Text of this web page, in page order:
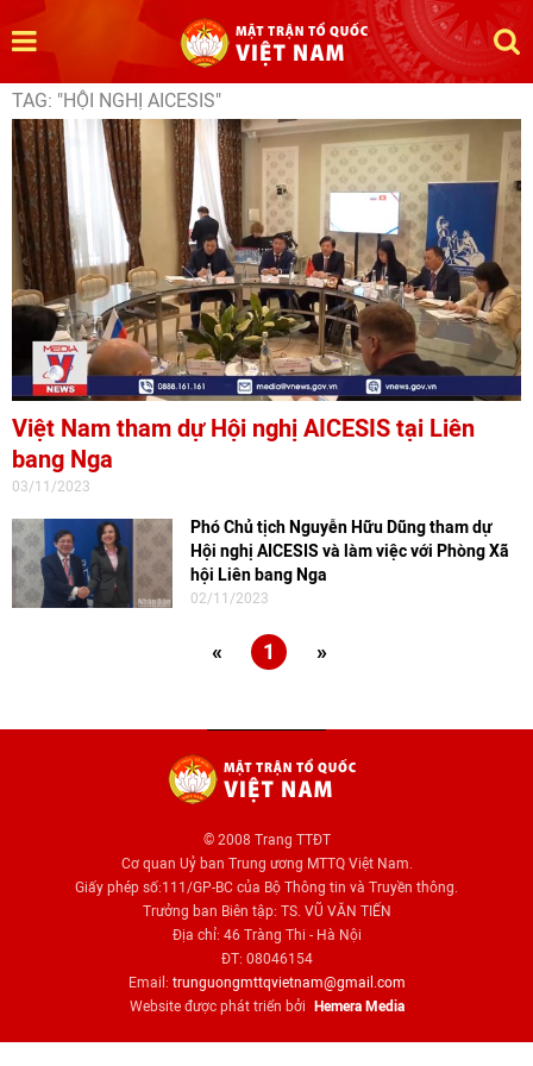
TAG: "HỘI NGHỊ AICESIS"
Việt Nam tham dự Hội nghị AICESIS tại Liên
bang Nga
03/11/2023
Phó Chủ tịch Nguyễn Hữu Dũng tham dự
Hội nghị AICESIS và làm việc với Phòng Xã
hội Liên bang Nga
02/11/2023
« 1 »
© 2008 Trang TTĐT
Cơ quan Uỷ ban Trung ương MTTQ Việt Nam.
Giấy phép số:111/GP-BC của Bộ Thông tin và Truyền thông.
Trưởng ban Biên tập: TS. VŨ VĂN TIẾN
Địa chỉ: 46 Tràng Thi - Hà Nội
ĐT: 08046154
Email: trunguongmttqvietnam@gmail.com
Website được phát triển bởi
Hemera Media